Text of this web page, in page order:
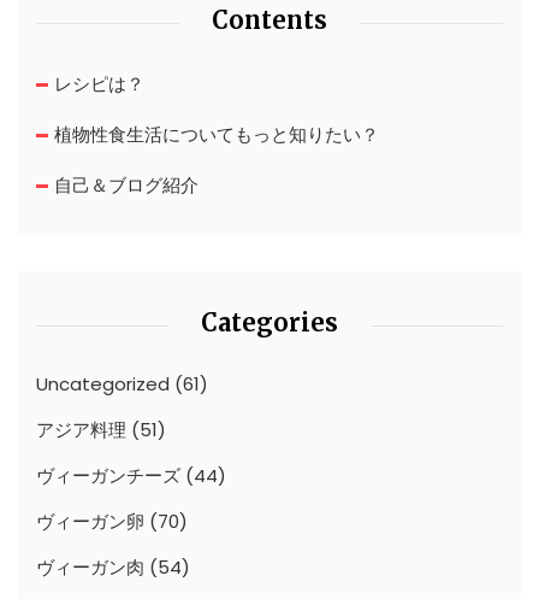
Contents
レシピは？
植物性食生活についてもっと知りたい？
自己＆ブログ紹介
Categories
Uncategorized (61)
アジア料理 (51)
ヴィーガンチーズ (44)
ヴィーガン卵 (70)
ヴィーガン肉 (54)